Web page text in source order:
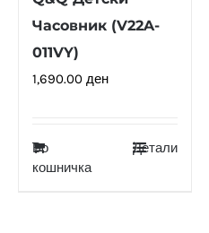
Часовник (V22A-
011VY)
1,690.00 ден
Во
кошничка
Детали